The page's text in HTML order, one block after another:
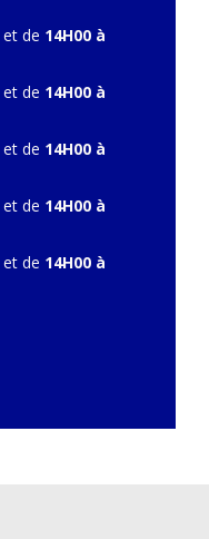
et de 14H00 à
et de 14H00 à
et de 14H00 à
et de 14H00 à
et de 14H00 à